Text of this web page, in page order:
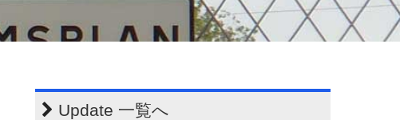
Update 一覧へ